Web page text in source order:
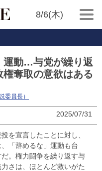
8/6(木)
運動…与党が繰り返
奪取の意欲はある
委員長）
2025/07/31
を宣言したことに対し、
「辞めるな」運動も台
。権力闘争を繰り返す与
さは、ほとんど救いがた